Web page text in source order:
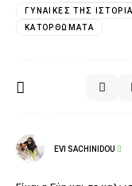
ΓΥΝΑΊΚΕΣ ΤΗΣ
ΚΑΤΟΡΘΏΜΑΤΑ
EVI SACHINIDOU